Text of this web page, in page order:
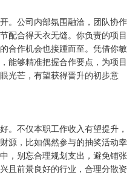
。公司内部氛围融洽，团队协作
配合得天衣无缝。你负责的项目
合作机会也接踵而至。凭借你敏
能够精准把握合作要点，为项目
光芒，有望获得晋升的初步意
。不仅本职工作收入有望提升，
源，比如偶然参与的抽奖活动幸
，别忘合理规划支出，避免铺张
且前景良好的行业，合理分散资